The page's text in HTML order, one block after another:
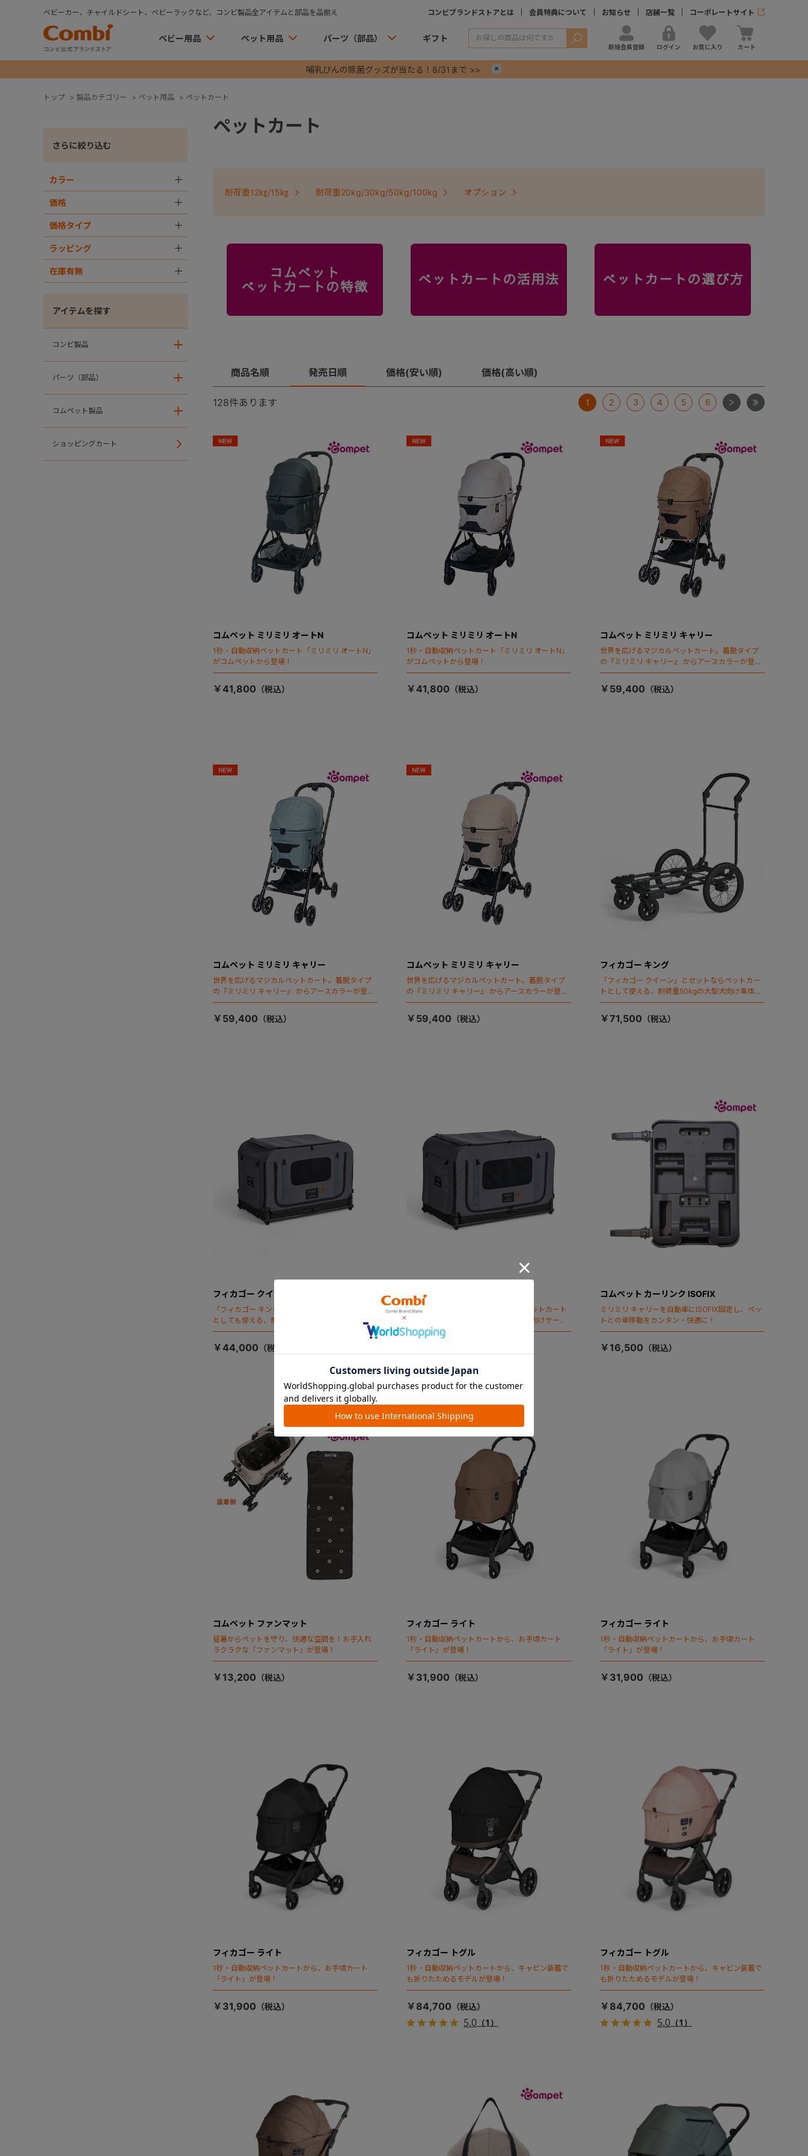
ベビーカー、チャイルドシート、ベビーラックなど、コンビ製品全アイテムと部品を品揃え コンビブランドストアとは 会員特典について お知らせ 店舗一覧 コーポレートサイト
ベビー用品 ペット用品 パーツ（部品） ギフト 検索
新規会員登録 ログイン お気に入り カート
哺乳びんの除菌グッズが当たる！8/31まで >>
トップ > 製品カテゴリー > ペット用品 > ペットカート
さらに絞り込む
カラー
価格
価格タイプ
ラッピング
在庫有無
アイテムを探す
コンビ製品
パーツ（部品）
コムペット製品
ショッピングカート
ペットカート
耐荷重12㎏/15㎏ 耐荷重20kg/30kg/50kg/100kg オプション
商品名順 発売日順 価格(安い順) 価格(高い順)
128件あります 1 2 3 4 5 6 次 最後
コムペット ミリミリ オートN
1秒・自動収納ペットカート「ミリミリ オートN」
がコムペットから登場！
￥41,800
コムペット ミリミリ オートN
1秒・自動収納ペットカート「ミリミリ オートN」
がコムペットから登場！
￥41,800
コムペット ミリミリ キャリー
世界を広げるマジカルペットカート。着脱タイプ
の『ミリミリ キャリー』 からアースカラーが登
場！
￥59,400
コムペット ミリミリ キャリー
世界を広げるマジカルペットカート。着脱タイプ
の『ミリミリ キャリー』 からアースカラーが登
場！
￥59,400
コムペット ミリミリ キャリー
世界を広げるマジカルペットカート。着脱タイプ
の『ミリミリ キャリー』 からアースカラーが登
場！
￥59,400
フィカゴー キング
「フィカゴー クイーン」とセットならペットカー
トとして使える、耐荷重50kgの大型犬向け車体登
場！
￥71,500
フィカゴー クイーンＳ
「フィカゴー キング」とセットならペットカート
としても使える、耐荷重30㎏の中～大型犬向けケ
ージが登場！
￥44,000
フィカゴー クイーンＭ
「フィカゴー キング」とセットならペットカート
としても使える、耐荷重50㎏の大型犬向けケージ
が登場！
コムペット カーリンク ISOFIX
ミリミリ キャリーを自動車にISOFIX固定し、ペッ
トとの車移動をカンタン・快適に！
￥16,500
コムペット ファンマット
猛暑からペットを守り、快適な空間を！お手入れ
ラクラクな「ファンマット」が登場！
￥13,200
フィカゴー ライト
1秒・自動収納ペットカートから、お手頃カート
「ライト」が登場！
￥31,900
フィカゴー ライト
1秒・自動収納ペットカートから、お手頃カート
「ライト」が登場！
￥31,900
フィカゴー ライト
1秒・自動収納ペットカートから、お手頃カート
「ライト」が登場！
￥31,900
フィカゴー トグル
1秒・自動収納ペットカートから、キャビン装着で
も折りたためるモデルが登場！
￥84,700
5.0（1）
フィカゴー トグル
1秒・自動収納ペットカートから、キャビン装着で
も折りたためるモデルが登場！
￥84,700
5.0（1）